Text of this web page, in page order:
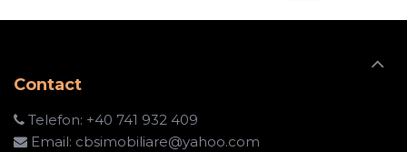
Contact
Telefon: +40 741 932 409
Email: cbsimobiliare@yahoo.com